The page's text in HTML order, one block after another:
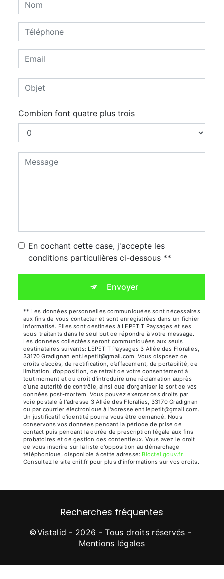
Combien font quatre plus trois
En cochant cette case, j'accepte les
conditions particulières ci-dessous **
Envoyer
** Les données personnelles communiquées sont nécessaires
aux fins de vous contacter et sont enregistrées dans un fichier
informatisé. Elles sont destinées à LEPETIT Paysages et ses
sous-traitants dans le seul but de répondre à votre message.
Les données collectées seront communiquées aux seuls
destinataires suivants: LEPETIT Paysages 3 Allée des Floralies,
33170 Gradignan ent.lepetit@gmail.com. Vous disposez de
droits d’accès, de rectification, d’effacement, de portabilité, de
limitation, d’opposition, de retrait de votre consentement à
tout moment et du droit d’introduire une réclamation auprès
d’une autorité de contrôle, ainsi que d’organiser le sort de vos
données post-mortem. Vous pouvez exercer ces droits par
voie postale à l'adresse 3 Allée des Floralies, 33170 Gradignan
ou par courrier électronique à l'adresse ent.lepetit@gmail.com.
Un justificatif d'identité pourra vous être demandé. Nous
conservons vos données pendant la période de prise de
contact puis pendant la durée de prescription légale aux fins
probatoires et de gestion des contentieux. Vous avez le droit
de vous inscrire sur la liste d'opposition au démarchage
téléphonique, disponible à cette adresse:
Bloctel.gouv.fr.
Consultez le site cnil.fr pour plus d’informations sur vos droits.
Recherches fréquentes
©Vistalid - 2026 - Tous droits réservés -
Mentions légales